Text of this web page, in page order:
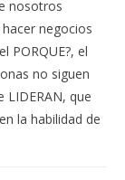
nosotros
negocios
PORQUE?, el
no siguen
LIDERAN, que
la habilidad de